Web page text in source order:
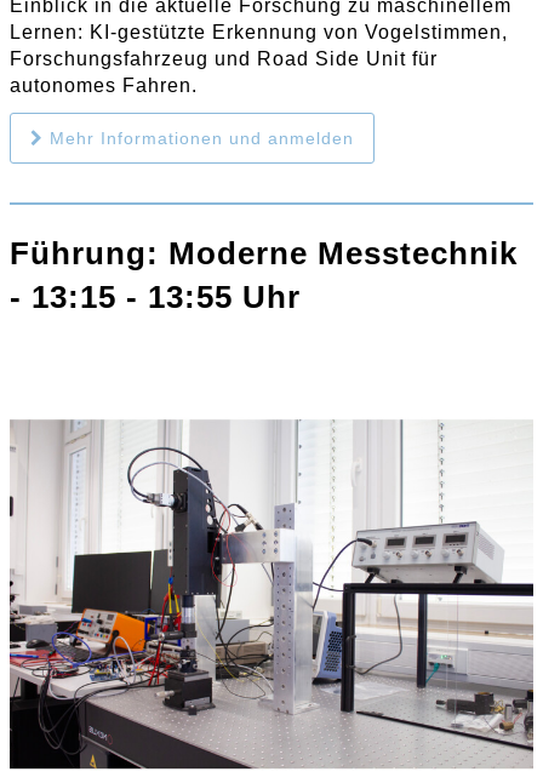
Einblick in die aktuelle Forschung zu maschinellem
Lernen: KI-gestützte Erkennung von Vogelstimmen,
Forschungsfahrzeug und Road Side Unit für
autonomes Fahren.
Mehr Informationen und anmelden
Führung: Moderne Messtechnik
- 13:15 - 13:55 Uhr